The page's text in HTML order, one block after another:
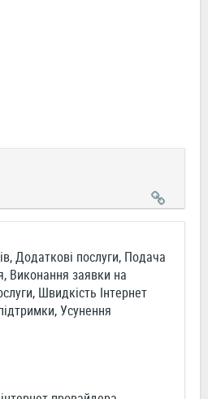
Додаткові послуги, Подача
Виконання заявки на
Швидкість Інтернет
Усунення